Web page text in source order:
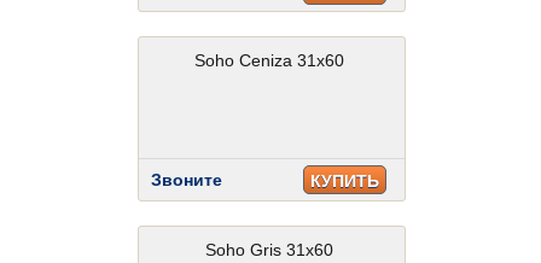
Soho Ceniza 31x60
Звоните КУПИТЬ
Soho Gris 31x60